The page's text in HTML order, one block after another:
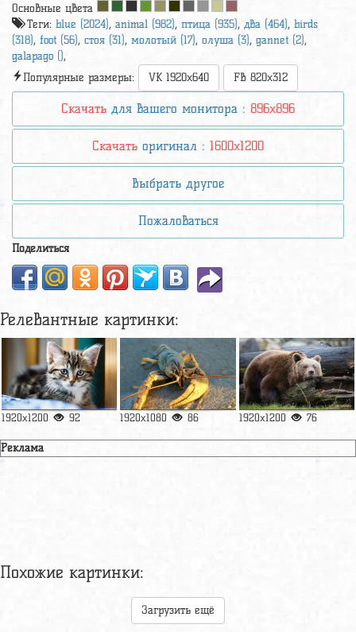
Основные цвета
Теги: blue (2024), animal (982), птица (935), два (464), birds
(318), foot (56), стоя (31), молотый (17), олуша (3), gannet (2),
galapago (),
Популярные размеры:
VK 1920x640 FB 820x312
Скачать для вашего монитора : 896x896
Скачать оригинал : 1600x1200
Выбрать другое
Пожаловаться
Поделиться
Релевантные картинки:
1920x1200 92 1920x1080 86 1920x1200 76
Реклама
Похожие картинки:
Загрузить ещё